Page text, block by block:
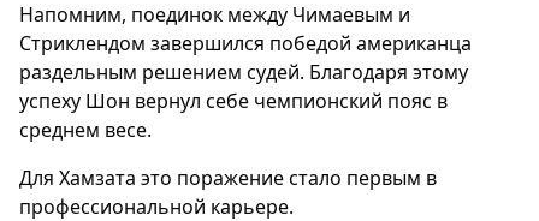
Напомним, поединок между Чимаевым и
Стриклендом завершился победой американца
раздельным решением судей. Благодаря этому
успеху Шон вернул себе чемпионский пояс в
среднем весе.
Для Хамзата это поражение стало первым в
профессиональной карьере.